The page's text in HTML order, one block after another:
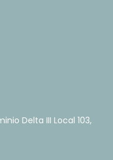
Delta III Local 103,